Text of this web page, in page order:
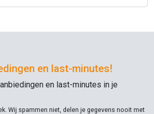
en last-minutes!
en last-minutes in je
Wij spammen niet, delen je gegevens nooit met